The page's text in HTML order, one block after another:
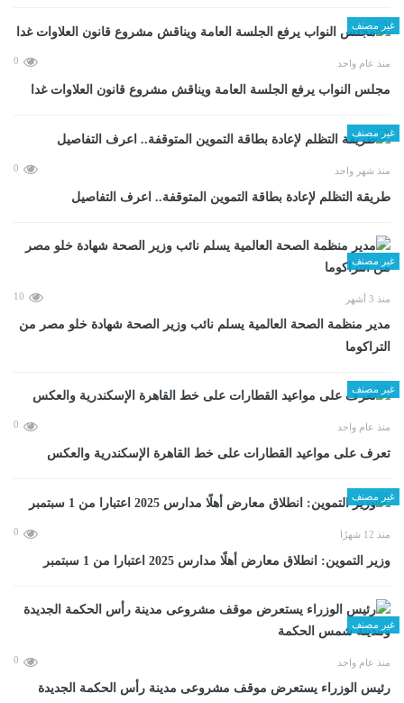
غير مصنف
منذ عام واحد 0
مجلس النواب يرفع الجلسة العامة ويناقش مشروع قانون العلاوات غدا
غير مصنف
منذ شهر واحد 0
طريقة التظلم لإعادة بطاقة التموين المتوقفة.. اعرف التفاصيل
غير مصنف
منذ 3 أشهر 10
مدير منظمة الصحة العالمية يسلم نائب وزير الصحة شهادة خلو مصر من
التراكوما
غير مصنف
منذ عام واحد 0
تعرف على مواعيد القطارات على خط القاهرة الإسكندرية والعكس
غير مصنف
منذ 12 شهرًا 0
وزير التموين: انطلاق معارض أهلًا مدارس 2025 اعتبارا من 1 سبتمبر
غير مصنف
منذ عام واحد 0
رئيس الوزراء يستعرض موقف مشروعى مدينة رأس الحكمة الجديدة